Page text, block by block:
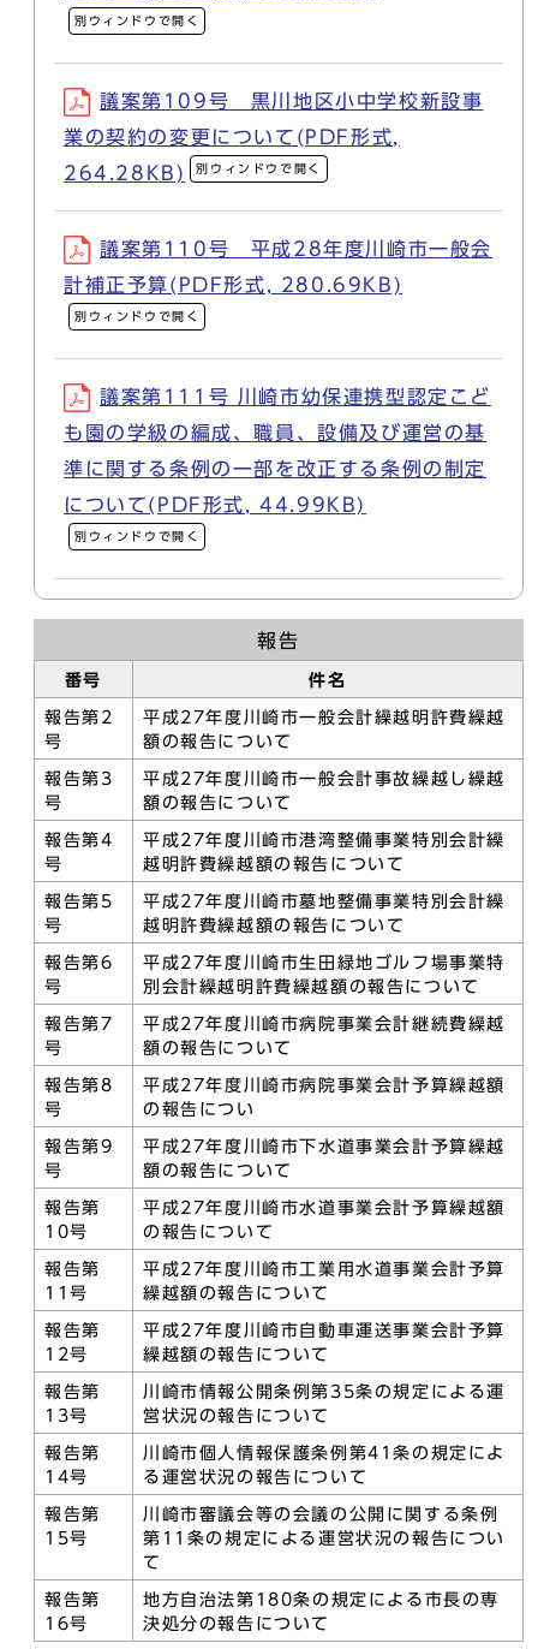
別ウィンドウで開く
議案第109号 黒川地区小中学校新設事
業の契約の変更について(PDF形式,
264.28KB)
別ウィンドウで開く
議案第110号 平成28年度川崎市一般会
計補正予算(PDF形式, 280.69KB)
別ウィンドウで開く
議案第111号 川崎市幼保連携型認定こど
も園の学級の編成、職員、設備及び運営の基
準に関する条例の一部を改正する条例の制定
について(PDF形式, 44.99KB)
別ウィンドウで開く
報告
番号 件名
報告第2
号
平成27年度川崎市一般会計繰越明許費繰越
額の報告について
報告第3
号
平成27年度川崎市一般会計事故繰越し繰越
額の報告について
報告第4
号
平成27年度川崎市港湾整備事業特別会計繰
越明許費繰越額の報告について
報告第5
号
平成27年度川崎市墓地整備事業特別会計繰
越明許費繰越額の報告について
報告第6
号
平成27年度川崎市生田緑地ゴルフ場事業特
別会計繰越明許費繰越額の報告について
報告第7
号
平成27年度川崎市病院事業会計継続費繰越
額の報告について
報告第8
号
平成27年度川崎市病院事業会計予算繰越額
の報告につい
報告第9
号
平成27年度川崎市下水道事業会計予算繰越
額の報告について
報告第
10号
平成27年度川崎市水道事業会計予算繰越額
の報告について
報告第
11号
平成27年度川崎市工業用水道事業会計予算
繰越額の報告について
報告第
12号
平成27年度川崎市自動車運送事業会計予算
繰越額の報告について
報告第
13号
川崎市情報公開条例第35条の規定による運
営状況の報告について
報告第
14号
川崎市個人情報保護条例第41条の規定によ
る運営状況の報告について
報告第
15号
川崎市審議会等の会議の公開に関する条例
第11条の規定による運営状況の報告につい
て
報告第
16号
地方自治法第180条の規定による市長の専
決処分の報告について